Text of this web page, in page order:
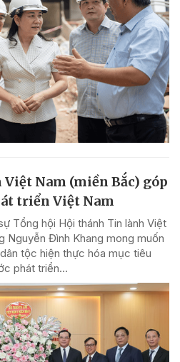
Nam (miền Bắc) góp
triển Việt Nam
Tổng hội Hội thánh Tin lành Việt
Nguyễn Đình Khang mong muốn
tộc hiện thực hóa mục tiêu
phát triển...